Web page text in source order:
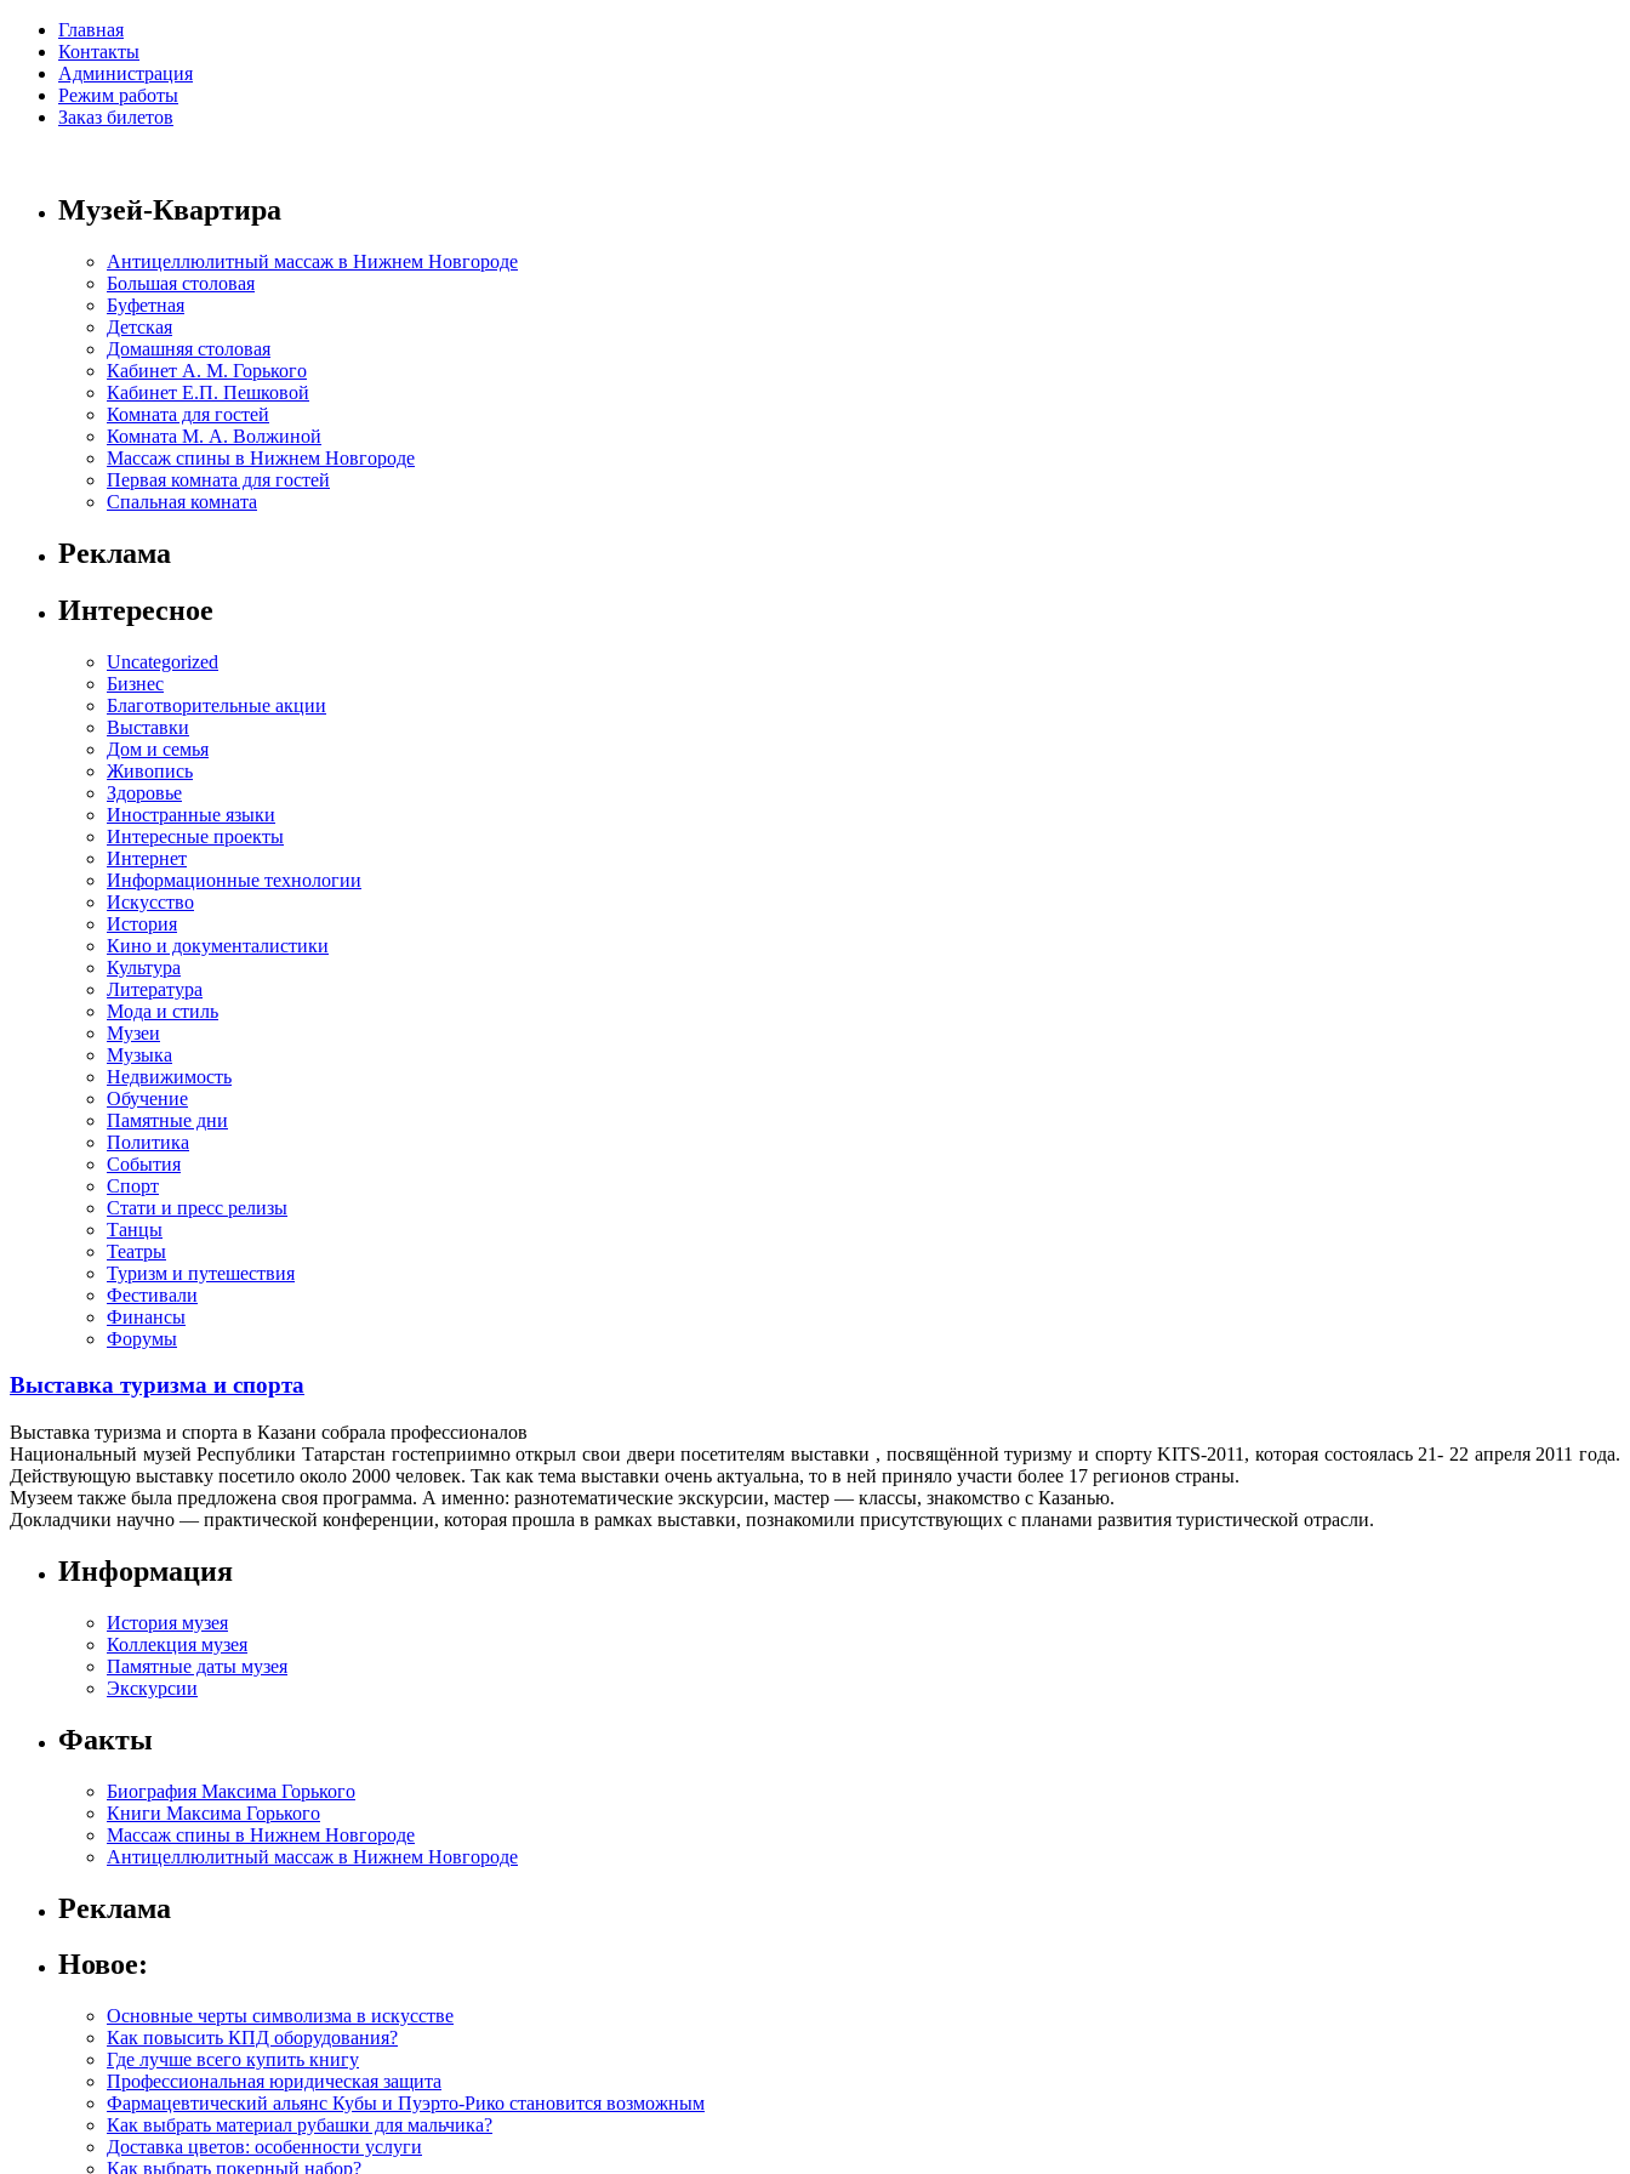
Главная
Контакты
Администрация
Режим работы
Заказ билетов
Музей-Квартира
Антицеллюлитный массаж в Нижнем Новгороде
Большая столовая
Буфетная
Детская
Домашняя столовая
Кабинет А. М. Горького
Кабинет Е.П. Пешковой
Комната для гостей
Комната М. А. Волжиной
Массаж спины в Нижнем Новгороде
Первая комната для гостей
Спальная комната
Реклама
Интересное
Uncategorized
Бизнес
Благотворительные акции
Выставки
Дом и семья
Живопись
Здоровье
Иностранные языки
Интересные проекты
Интернет
Информационные технологии
Искусство
История
Кино и документалистики
Культура
Литература
Мода и стиль
Музеи
Музыка
Недвижимость
Обучение
Памятные дни
Политика
События
Спорт
Стати и пресс релизы
Танцы
Театры
Туризм и путешествия
Фестивали
Финансы
Форумы
Выставка туризма и спорта
Выставка туризма и спорта в Казани собрала профессионалов
Национальный музей Республики Татарстан гостеприимно открыл свои двери посетителям выставки , посвящённой туризму и спорту KITS-2011, которая состоялась 21- 22 апреля 2011 года.
Действующую выставку посетило около 2000 человек. Так как тема выставки очень актуальна, то в ней приняло участи более 17 регионов страны.
Музеем также была предложена своя программа. А именно: разнотематические экскурсии, мастер — классы, знакомство с Казанью.
Докладчики научно — практической конференции, которая прошла в рамках выставки, познакомили присутствующих с планами развития туристической отрасли.
Информация
История музея
Коллекция музея
Памятные даты музея
Экскурсии
Факты
Биография Максима Горького
Книги Максима Горького
Массаж спины в Нижнем Новгороде
Антицеллюлитный массаж в Нижнем Новгороде
Реклама
Новое:
Основные черты символизма в искусстве
Как повысить КПД оборудования?
Где лучше всего купить книгу
Профессиональная юридическая защита
Фармацевтический альянс Кубы и Пуэрто-Рико становится возможным
Как выбрать материал рубашки для мальчика?
Доставка цветов: особенности услуги
Как выбрать покерный набор?